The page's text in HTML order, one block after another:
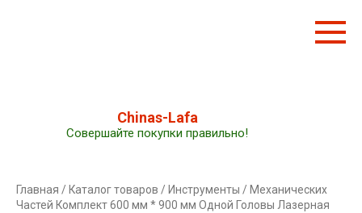
Chinas-Lafa
Совершайте покупки правильно!
Главная / Каталог товаров / Инструменты / Механических
Частей Комплект 600 мм * 900 мм Одной Головы Лазерная